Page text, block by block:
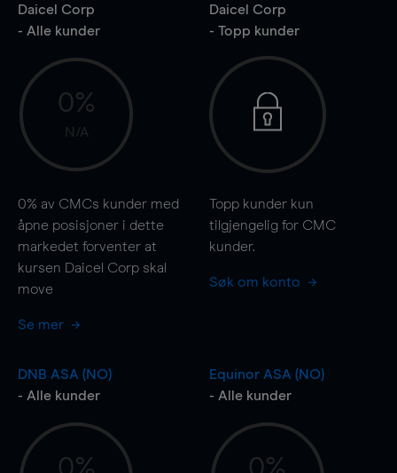
Daicel Corp
- Alle kunder
0%
N/A
0% av CMCs kunder med
åpne posisjoner i dette
markedet forventer at
kursen Daicel Corp skal
move
Se mer
Daicel Corp
- Topp kunder
Topp kunder kun
tilgjengelig for CMC
kunder.
Søk om konto
DNB ASA (NO)
- Alle kunder
Equinor ASA (NO)
- Alle kunder